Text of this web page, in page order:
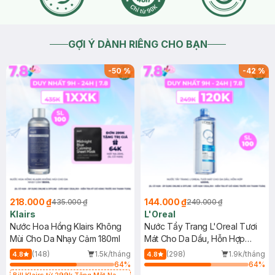
GỢI Ý DÀNH RIÊNG CHO BẠN
-50%
218.000 ₫435.000 ₫
Klairs
Nước Hoa Hồng Klairs Không
Mùi Cho Da Nhạy Cảm 180ml
4.8 (148)
1.5k/tháng
64%
-42%
144.000 ₫249.000 ₫
L'Oreal
Nước Tẩy Trang L'Oreal Tươi
Mát Cho Da Dầu, Hỗn Hợp
400ml
4.8 (298)
1.9k/tháng
64%